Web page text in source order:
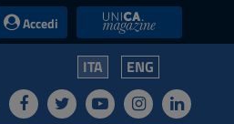
Accedi UniCA News
ITA ENG